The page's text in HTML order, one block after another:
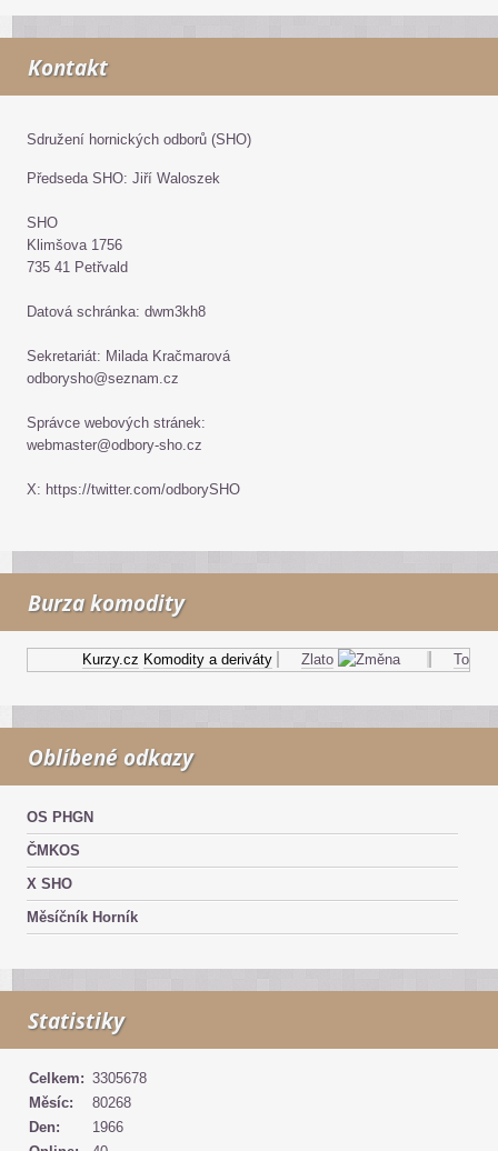
Kontakt
Sdružení hornických odborů (SHO)
Předseda SHO: Jiří Waloszek
SHO
Klimšova 1756
735 41 Petřvald
Datová schránka: dwm3kh8
Sekretariát: Milada Kračmarová
odborysho@seznam.cz
Správce webových stránek:
webmaster@odbory-sho.cz
X: https://twitter.com/odborySHO
Burza komodity
Kurzy.cz Komodity a deriváty Zlato Topný
Oblíbené odkazy
OS PHGN
ČMKOS
X SHO
Měsíčník Horník
Statistiky
Celkem: 3305678
Měsíc:
80268
Den:
1966